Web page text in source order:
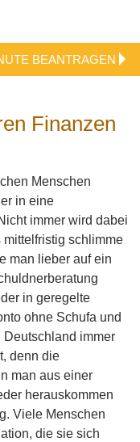
BEANTRAGEN
Finanzen
Menschen
in eine
immer wird dabei
schlimme
man lieber auf ein
in geregelte
ohne Schufa und
immer
denn die
man aus einer
herauskommen
Viele Menschen
die sie sich